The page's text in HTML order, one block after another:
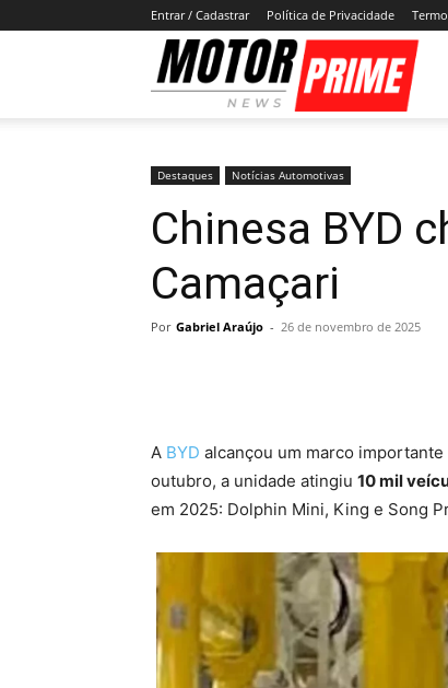
Entrar / Cadastrar Política de Privacidade
Destaques Notícias Automotivas
Chinesa BYD
Camaçari
Por Gabriel Araújo - 26 de novembro de 2025
A BYD alcançou um marco
outubro, a unidade atingiu 10 mil
em 2025: Dolphin Mini, King e Song